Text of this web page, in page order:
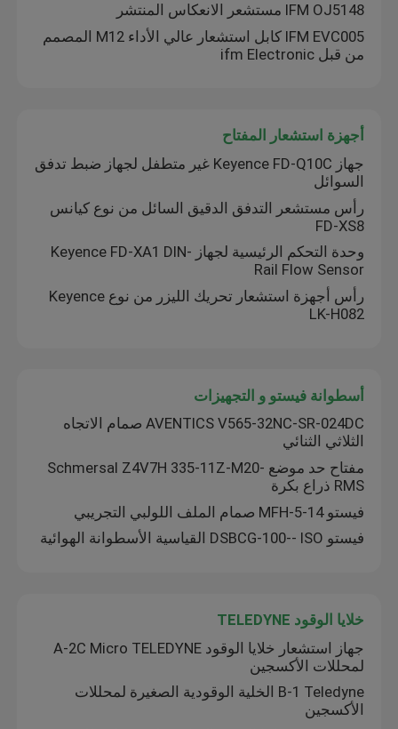
IFM OJ5148 مستشعر الانعكاس المنتشر
IFM EVC005 كابل استشعار عالي الأداء M12 المصمم
من قبل ifm Electronic
أجهزة استشعار المفتاح
جهاز Keyence FD-Q10C غير متطفل لجهاز ضبط تدفق
السوائل
رأس مستشعر التدفق الدقيق السائل من نوع كيانس
FD-XS8
وحدة التحكم الرئيسية لجهاز Keyence FD-XA1 DIN-
Rail Flow Sensor
رأس أجهزة استشعار تحريك الليزر من نوع Keyence
LK-H082
أسطوانة فيستو و التجهيزات
AVENTICS V565-32NC-SR-024DC صمام الاتجاه
الثلاثي الثنائي
مفتاح حد موضع Schmersal Z4V7H 335-11Z-M20-
RMS ذراع بكرة
فيستو MFH-5-14 صمام الملف اللولبي التجريبي
فيستو DSBCG-100-- ISO القياسية الأسطوانة الهوائية
خلايا الوقود TELEDYNE
جهاز استشعار خلايا الوقود A-2C Micro TELEDYNE
لمحللات الأكسجين
B-1 Teledyne الخلية الوقودية الصغيرة لمحللات
الأكسجين